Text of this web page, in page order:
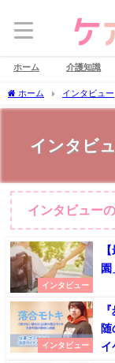
ホーム 介護知識
ホーム インタビュー
インタビ
インタビュー
インタビュー
園
インタビュー
イ